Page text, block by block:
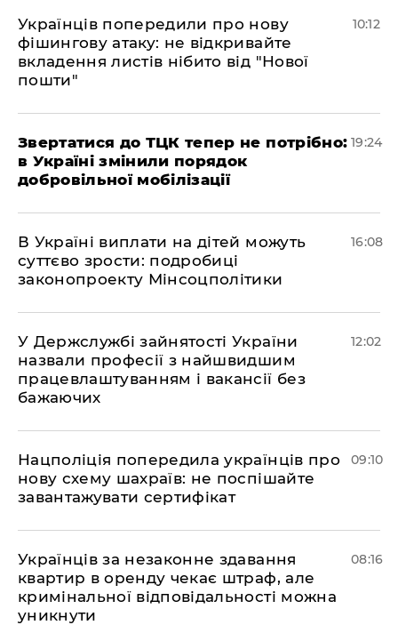
Українців попередили про нову
фішингову атаку: не відкривайте
вкладення листів нібито від "Нової
пошти"
10:12
​Звертатися до ТЦК тепер не потрібно:
в Україні змінили порядок
добровільної мобілізації
19:24
В Україні виплати на дітей можуть
суттєво зрости: подробиці
законопроекту Мінсоцполітики
16:08
У Держслужбі зайнятості України
назвали професії з найшвидшим
працевлаштуванням і вакансії без
бажаючих
12:02
Нацполіція попередила українців про
нову схему шахраїв: не поспішайте
завантажувати сертифікат
09:10
Українців за незаконне здавання
квартир в оренду чекає штраф, але
кримінальної відповідальності можна
уникнути
08:16